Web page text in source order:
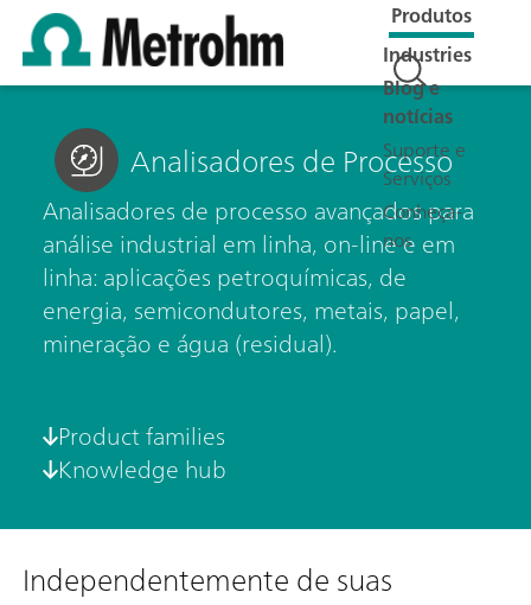
Produtos
Industries
Blog e
notícias
Suporte e
Serviços
Conheça-
nos
Analisadores de Processo
Analisadores de processo avançados para
análise industrial em linha, on-line e em
linha: aplicações petroquímicas, de
energia, semicondutores, metais, papel,
mineração e água (residual).
Product families
Knowledge hub
Independentemente de suas